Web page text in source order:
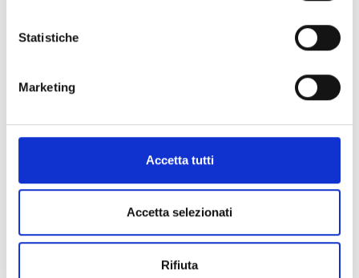
Statistiche
Marketing
Accetta tutti
Accetta selezionati
Rifiuta
MOSTRA SULLA CARTINA BAITE DA SCI IN